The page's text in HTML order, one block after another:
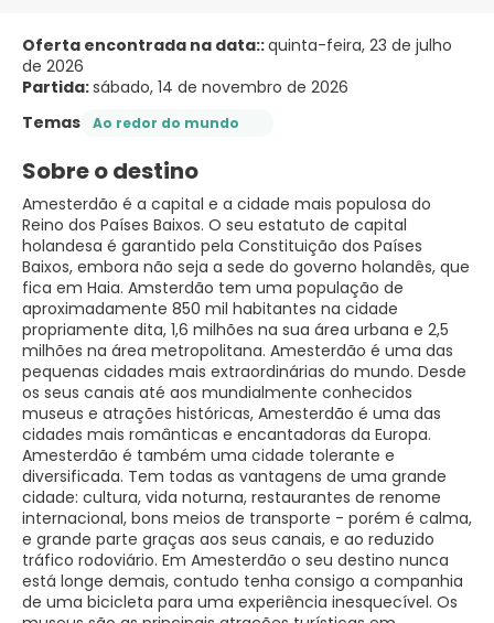
Oferta encontrada na data::quinta-feira, 23 de julho
de 2026
Partida:sábado, 14 de novembro de 2026
Temas
Ao redor do mundo
Sobre o destino
Amesterdão é a capital e a cidade mais populosa do
Reino dos Países Baixos. O seu estatuto de capital
holandesa é garantido pela Constituição dos Países
Baixos, embora não seja a sede do governo holandês, que
fica em Haia. Amsterdão tem uma população de
aproximadamente 850 mil habitantes na cidade
propriamente dita, 1,6 milhões na sua área urbana e 2,5
milhões na área metropolitana. Amesterdão é uma das
pequenas cidades mais extraordinárias do mundo. Desde
os seus canais até aos mundialmente conhecidos
museus e atrações históricas, Amesterdão é uma das
cidades mais românticas e encantadoras da Europa.
Amesterdão é também uma cidade tolerante e
diversificada. Tem todas as vantagens de uma grande
cidade: cultura, vida noturna, restaurantes de renome
internacional, bons meios de transporte - porém é calma,
e grande parte graças aos seus canais, e ao reduzido
tráfico rodoviário. Em Amesterdão o seu destino nunca
está longe demais, contudo tenha consigo a companhia
de uma bicicleta para uma experiência inesquecível. Os